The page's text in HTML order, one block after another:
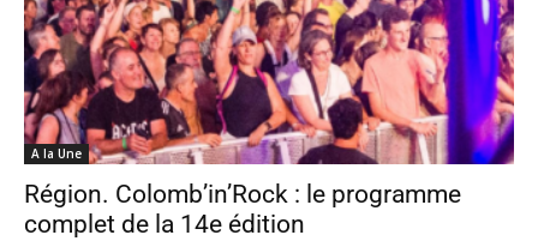
A la Une
Région. Colomb’in’Rock : le programme
complet de la 14e édition